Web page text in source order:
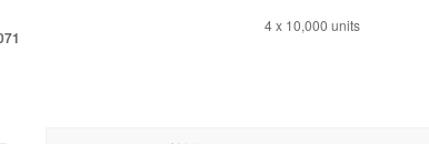
4 x 10,000 units